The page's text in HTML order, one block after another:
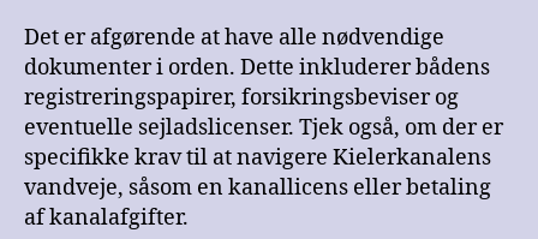
Det er afgørende at have alle nødvendige
dokumenter i orden. Dette inkluderer bådens
registreringspapirer, forsikringsbeviser og
eventuelle sejladslicenser. Tjek også, om der er
specifikke krav til at navigere Kielerkanalens
vandveje, såsom en kanallicens eller betaling
af kanalafgifter.